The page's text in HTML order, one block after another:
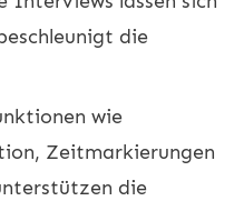
die
wie
Zeitmarkierungen
die